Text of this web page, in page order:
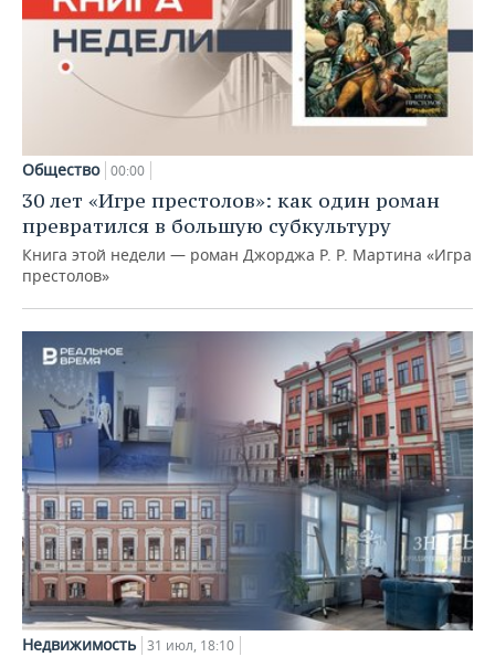
Общество 00:00
30 лет «Игре престолов»: как один роман
превратился в большую субкультуру
Книга этой недели — роман Джорджа Р. Р. Мартина «Игра
престолов»
Недвижимость 31 июл, 18:10